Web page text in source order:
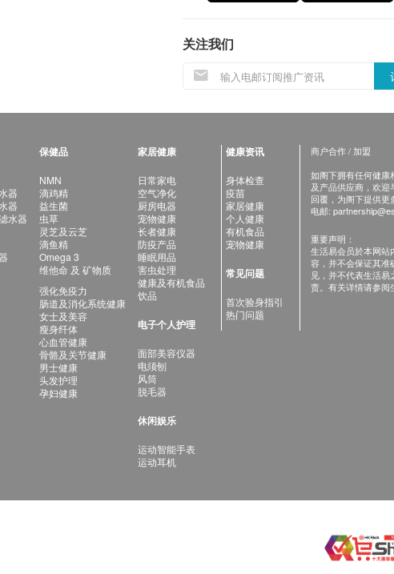
关注我们
器
器
水器
保健品
NMN
滴鸡精
益生菌
虫草
灵芝及云芝
滴鱼精
Omega 3
维他命 及 矿物质
强化免疫力
肠道及消化系统健康
女士及美容
瘦身纤体
心血管健康
骨骼及关节健康
男士健康
头发护理
孕妇健康
家居健康
日常家电
空气净化
厨房电器
宠物健康
长者健康
防疫产品
睡眠用品
害虫处理
健康及有机食品
饮品
电子个人护理
面部美容仪器
电须刨
风筒
脱毛器
休闲娱乐
运动智能手表
运动耳机
健康资讯
身体检查
疫苗
家居健康
个人健康
有机食品
宠物健康
常见问题
首次验身指引
热门问题
商户合作 / 加盟
如阁下拥有任何健康
及产品供应商，欢迎
回覆，为阁下提供更
电邮:
重要声明：
生活易会员於本网站
容，并不会保证其准
见，并不代表生活
责。有关详情请参阅